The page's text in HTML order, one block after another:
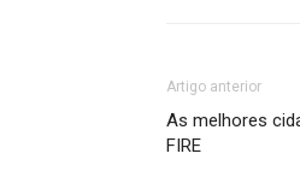
Artigo anterior
As melhores
FIRE